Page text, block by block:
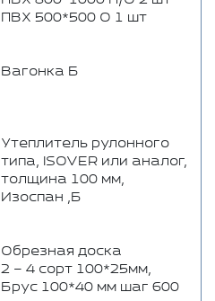
ПВХ 500*500 О 1 шт
Вагонка Б
Утеплитель рулонного
типа, ISOVER или аналог,
толщина 100 мм,
Изоспан ,Б
Обрезная доска
2 – 4 сорт 100*25мм,
Брус 100*40 мм шаг 600